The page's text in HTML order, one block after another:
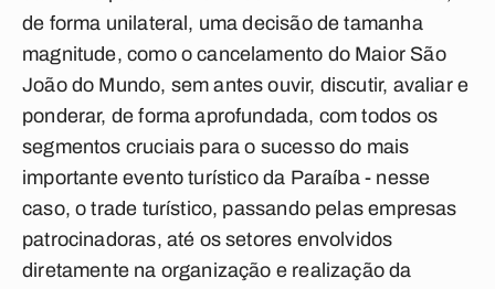
de forma unilateral, uma decisão de tamanha
magnitude, como o cancelamento do Maior São
João do Mundo, sem antes ouvir, discutir, avaliar e
ponderar, de forma aprofundada, com todos os
segmentos cruciais para o sucesso do mais
importante evento turístico da Paraíba - nesse
caso, o trade turístico, passando pelas empresas
patrocinadoras, até os setores envolvidos
diretamente na organização e realização da